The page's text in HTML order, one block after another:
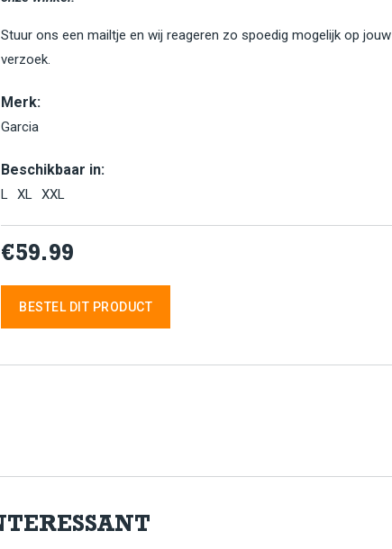
Stuur ons een mailtje en wij reageren zo spoedig mogelijk op jouw
verzoek.
Merk:
Garcia
Beschikbaar in:
L XL XXL
€59.99
BESTEL DIT PRODUCT